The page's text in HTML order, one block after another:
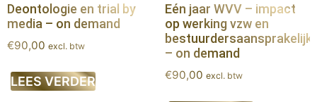
Deontologie en trial by
media – on demand
€90,00 excl. btw
LEES VERDER
Eén jaar WVV – impact
op werking vzw en
– on demand
€90,00 excl. btw